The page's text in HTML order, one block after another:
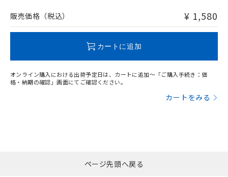
"対応済み"や非含有の記載がされた商品であっても、流通
在庫等で未対応品が混在する可能性があります。
非含有品が必要な際は、弊社営業部門もしくは販売店へお
問い合わせください。
この製品のRoHS/REACH対応状況ページへ
販売価格（税込） ¥ 1,580
カートに追加
オンライン購入における出荷予定日は、カートに追加～「ご購入手続き：価
格・納期の確認」画面にてご確認ください。
カートをみる
ページ先頭へ戻る